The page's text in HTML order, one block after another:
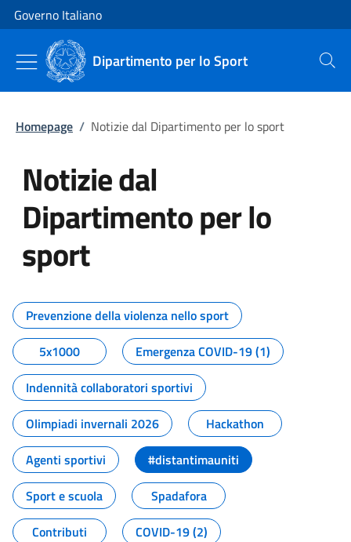
Vai al contenuto
Vai alla navigazione del sito
Governo Italiano
Dipartimento per lo Sport Cerca
Homepage / Notizie dal Dipartimento per lo sport
Notizie dal
Dipartimento per lo
sport
Tutti i contenuti della pagina
Prevenzione della violenza nello sport
5x1000
Emergenza COVID-19 (1)
Indennità collaboratori sportivi
Olimpiadi invernali 2026
Hackathon
Agenti sportivi
#distantimauniti
Sport e scuola
Spadafora
Contributi
COVID-19 (2)